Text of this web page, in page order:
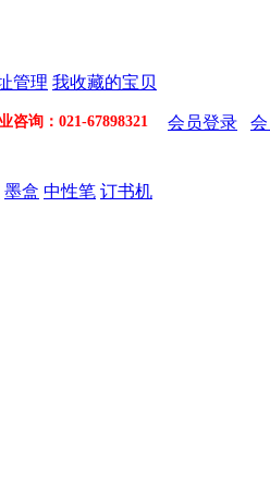
管理 我收藏的宝贝
询：021-67898321 会员登录
墨盒 中性笔 订书机